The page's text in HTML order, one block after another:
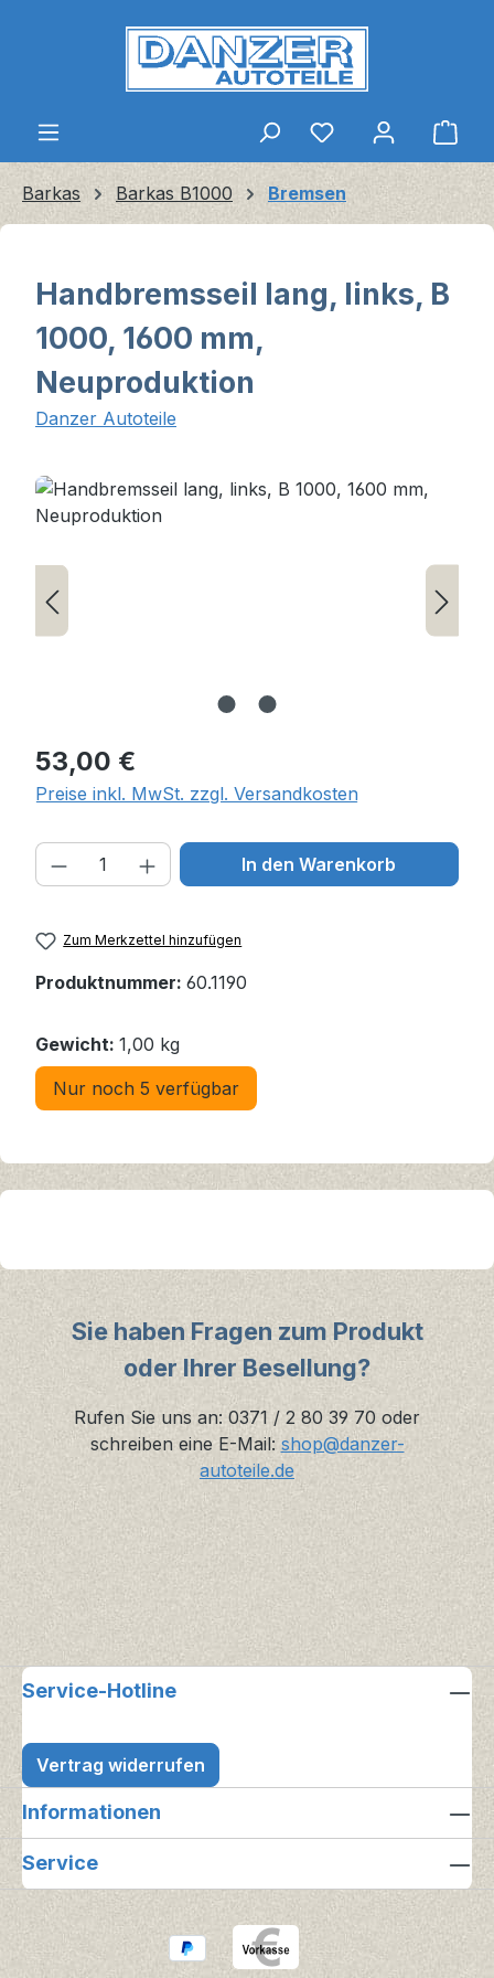
Zum Hauptinhalt springen
Barkas Barkas B1000 Bremsen
Handbremsseil lang, links, B
1000, 1600 mm,
Neuproduktion
Danzer Autoteile
Bildergalerie überspringen
Regulärer Preis:
53,00 €
Preise inkl. MwSt. zzgl. Versandkosten
Produkt Anzahl: Gib den
In den Warenkorb
Zum Merkzettel hinzufügen
Produktnummer: 60.1190
Gewicht: 1,00 kg
Nur noch 5 verfügbar
Sie haben Fragen zum Produkt
oder Ihrer Besellung?
Rufen Sie uns an: 0371 / 2 80 39 70 oder
schreiben eine E-Mail: shop@danzer-
autoteile.de
Service-Hotline
Vertrag widerrufen
Informationen
Service